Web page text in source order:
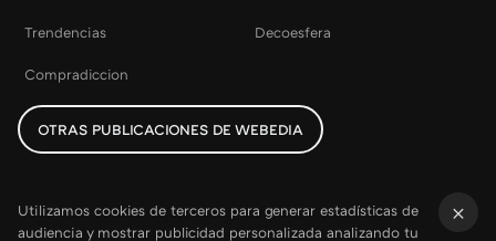
Trendencias Decoesfera
Compradiccion
OTRAS PUBLICACIONES DE WEBEDIA
Utilizamos cookies de terceros para generar estadísticas de
audiencia y mostrar publicidad personalizada analizando tu